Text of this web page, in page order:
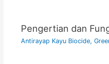
Pengertian dan
Antirayap Kayu Biocide,